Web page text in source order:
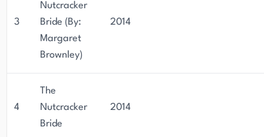
3
Nutcracker
Bride (By:
Margaret
Brownley)
2014
4
The
Nutcracker
Bride
2014